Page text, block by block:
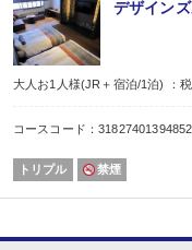
デザイン
大人お1人様(JR＋宿泊/1泊) ：
コースコード：
トリプル 禁煙